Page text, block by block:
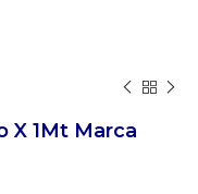
X 1Mt Marca